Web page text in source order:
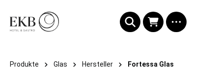
Produkte Glas Hersteller Fortessa Glas